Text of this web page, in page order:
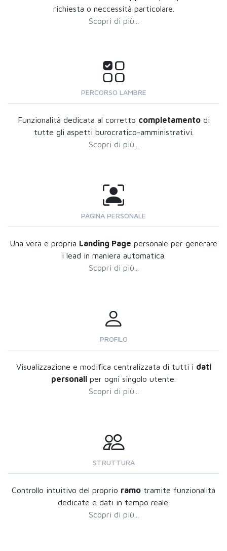
richiesta o neccessità particolare.
Scopri di più...
PERCORSO LAMBRE
Funzionalità dedicata al corretto completamentodi
tutte gli aspetti burocratico-amministrativi.
Scopri di più...
PAGINA PERSONALE
Una vera e propria Landing Page personale per generare
i lead in maniera automatica.
Scopri di più...
PROFILO
Visualizzazione e modifica centralizzata di tutti i dati
personali per ogni singolo utente.
Scopri di più...
STRUTTURA
Controllo intuitivo del proprio ramo tramite funzionalità
dedicate e dati in tempo reale.
Scopri di più...